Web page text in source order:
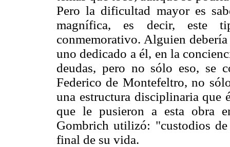
Pero la dificultad mayor es
magnífica, es decir, este
conmemorativo. Alguien
uno dedicado a él, en la
deudas, pero no sólo eso, se
Federico de Montefeltro, no
una estructura disciplinaria que
que le pusieron a esta obra
Gombrich utilizó: "custodios
final de su vida.